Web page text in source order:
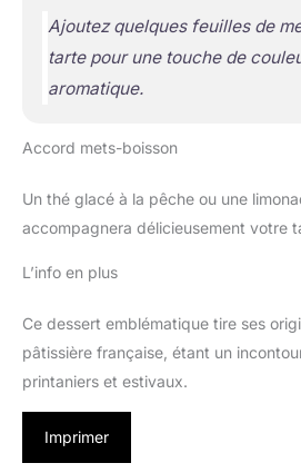
Ajoutez quelques feuilles de
tarte pour une touche de
aromatique.
Accord mets-boisson
Un thé glacé à la pêche ou une
accompagnera délicieusement votre
L’info en plus
Ce dessert emblématique tire ses
pâtissière française, étant un
printaniers et estivaux.
Imprimer